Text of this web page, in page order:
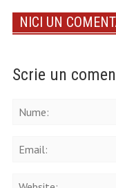
NICI UN
Scrie un